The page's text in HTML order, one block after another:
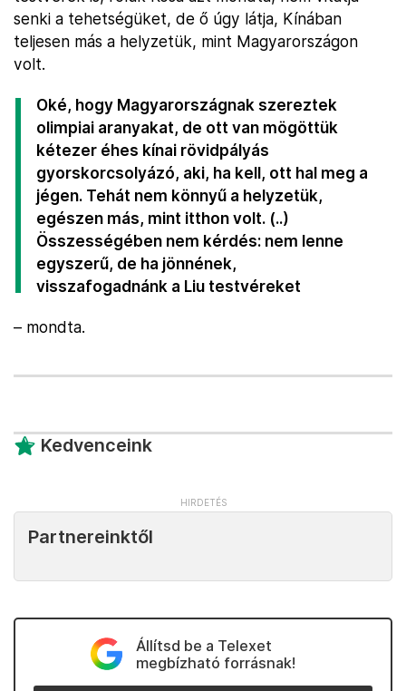
senki a tehetségüket, de ő úgy látja, Kínában
teljesen más a helyzetük, mint Magyarországon
volt.
Oké, hogy Magyarországnak szereztek
olimpiai aranyakat, de ott van mögöttük
kétezer éhes kínai rövidpályás
gyorskorcsolyázó, aki, ha kell, ott hal meg a
jégen. Tehát nem könnyű a helyzetük,
egészen más, mint itthon volt. (..)
Összességében nem kérdés: nem lenne
egyszerű, de ha jönnének,
visszafogadnánk a Liu testvéreket
– mondta.
Kedvenceink
Partnereinktől
Állítsd be a Telexet
megbízható forrásnak!